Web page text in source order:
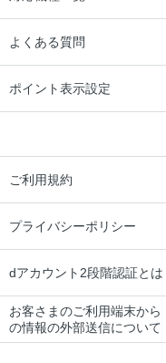
よくある質問
ポイント表示設定
ご利用規約
プライバシーポリシー
dアカウント2段階認証とは
お客さまのご利用端末から
の情報の外部送信について